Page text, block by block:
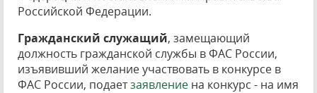
Российской Федерации.
Гражданский служащий, замещающий
должность гражданской службы в ФАС России,
изъявивший желание участвовать в конкурсе в
ФАС России, подаетзаявление на конкурс - на имя